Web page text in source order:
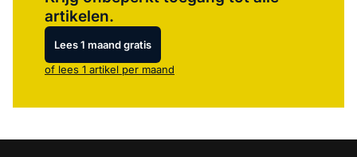
artikelen.
Lees 1 maand gratis
of lees 1 artikel per maand